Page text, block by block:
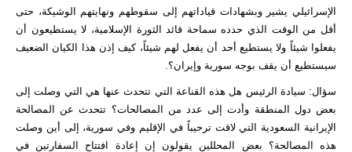
الإسرائيلي يشير وبشهادات قياداتهم إلى سقوطهم ونهايتهم الوشيكة، حتى
أقل من الوقت الذي حدده سماحة قائد الثورة الإسلامية، لا يستطيعون أن
يفعلوا شيئاً ولا يستطيع أحد أن يفعل لهم شيئاً، كيف إذن هذا الكيان الضعيف
سيستطيع أن يقف بوجه سورية وإيران؟.
سؤال: سيادة الرئيس هل هذه القناعة التي تتحدث عنها هي التي وصلت إلى
بعض دول المنطقة وأدت إلى عدد من المصالحات؟ تتحدث عن المصالحة
الإيرانية السعودية التي لاقت ترحيباً في الإقليم وفي سورية، إلى أين وصلت
هذه المصالحة؟ بعض المحللين يقولون إن إعادة افتتاح السفارتين في